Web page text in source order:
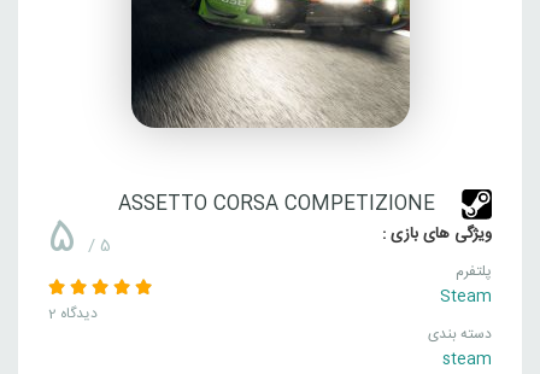
ASSETTO CORSA COMPETIZIONE
ویژگی های بازی :
پلتفرم
Steam
دسته بندی
steam
5 / 5
2 دیدگاه